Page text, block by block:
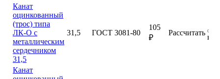
Канат
оцинкованный
(трос) типа
ЛК-О с
металлическим
сердечником
31,5
31,5 ГОСТ 3081-80
105
₽
Рассчитать
Канат